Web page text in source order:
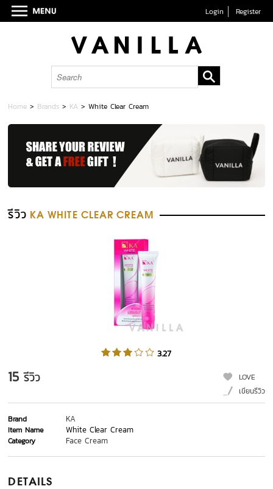
Login Register
Home > Brands > KA >White Clear Cream
รีวิว KA WHITE CLEAR CREAM
3.27
15 รีวิว
LOVE
เขียนรีวิว
Brand KA
Item Name White Clear Cream
Category Face Cream
DETAILS